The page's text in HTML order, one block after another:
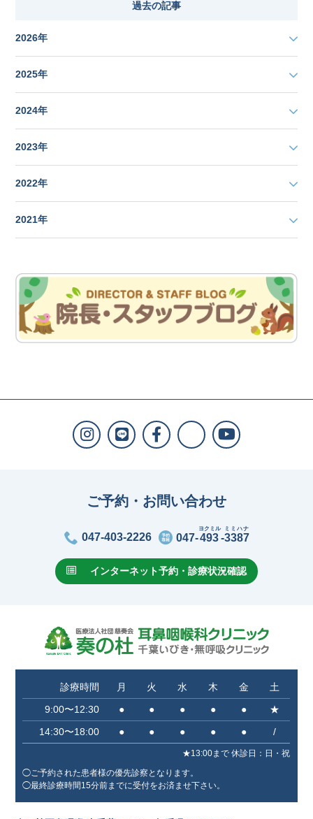
過去の記事
2026年
2025年
2024年
2023年
2022年
2021年
ご予約・お問い合わせ
047-403-2226 047-493
ヨクミル
-3387
ミミハナ
インターネット予約・診療状況確認
診療時間 月 火 水 木 金
土
9:00〜12:30
● ● ● ● ●
★
14:30〜18:00
● ● ● ● ● /
★13:00まで 休診⽇：⽇・祝
◯ご予約された患者様の優先診察となります。
◯最終診療時間15分前までに受付をお済ませ下さい。